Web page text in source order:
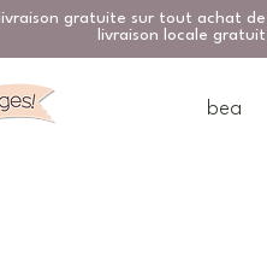
livraison gratuite sur tout achat
livraison locale
bea